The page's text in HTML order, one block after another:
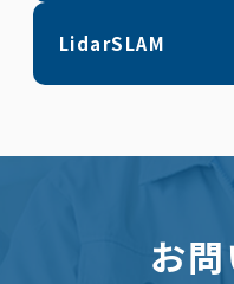
LidarSLAM
お